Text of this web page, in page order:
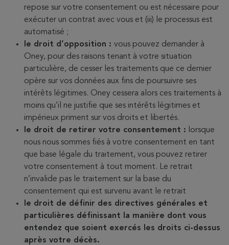
repose sur votre consentement ou est nécessaire pour
exécuter un contrat avec vous et (iii) le processus est
automatisé ;
le droit d’opposition : vous pouvez demander à
Oney, pour des raisons tenant à votre situation
particulière, de cesser les traitements que ce dernier
opère sur vos données aux fins de poursuivre ses
intérêts légitimes. Oney cessera alors ces traitements à
moins qu’il ne justifie que ses intérêts légitimes et
impérieux priment sur vos droits et libertés.
le droit de retirer votre consentement : lorsque
nous nous sommes fiés à votre consentement en tant
que base légale du traitement, vous pouvez retirer
votre consentement à tout moment. Le retrait
n’invalide pas le traitement sur la base du
consentement qui est survenu avant le retrait
le droit de définir des directives générales et
particulières définissant la manière dont vous
entendez que soient exercés les droits ci-dessus
après votre décès.